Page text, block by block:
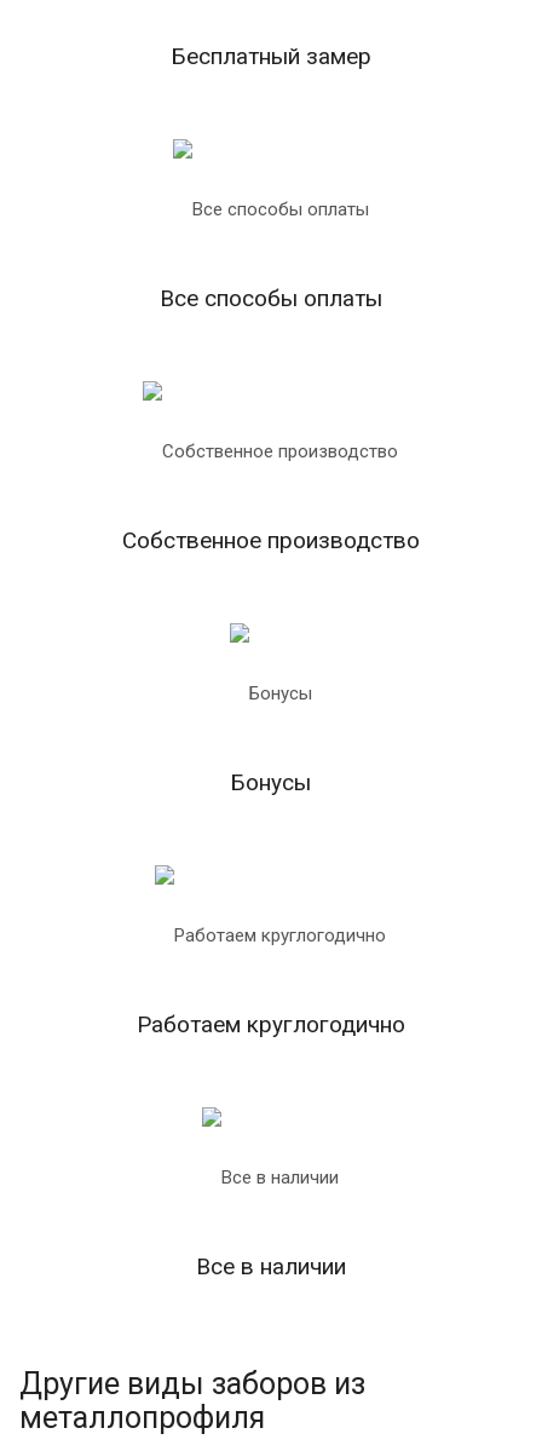
Бесплатный замер
Все способы оплаты
Собственное производство
Бонусы
Работаем круглогодично
Все в наличии
Другие виды заборов из
металлопрофиля